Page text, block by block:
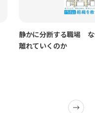
静かに分断する職場
離れていくのか